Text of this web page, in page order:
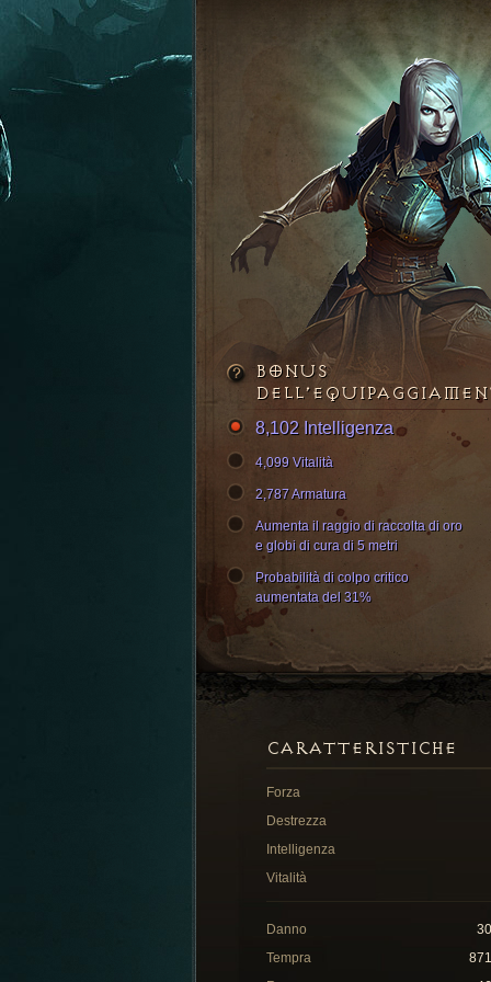
BONUS
8,102 Intelligenza
4,099 Vitalità
2,787 Armatura
Aumenta il raggio di raccolta di oro
e globi di cura di 5 metri
Probabilità di colpo critico
aumentata del 31%
CARATTERISTICHE
Forza
Destrezza
Intelligenza
Vitalità
Danno
Tempra